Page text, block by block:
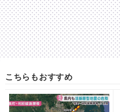
こちらもおすすめ